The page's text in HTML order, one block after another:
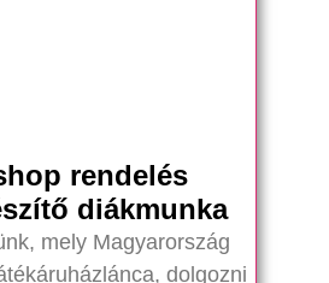
rendelés
diákmunka
mely Magyarország
dolgozni